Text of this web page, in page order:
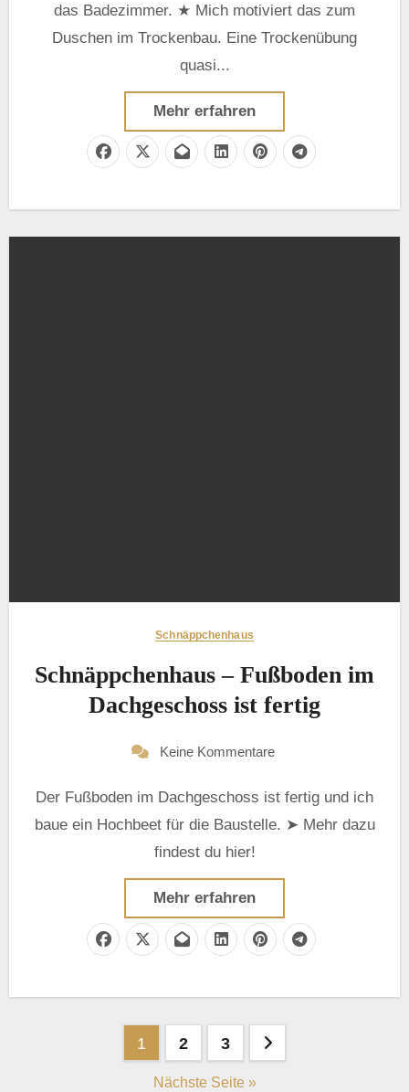
das Badezimmer. ★ Mich motiviert das zum
Duschen im Trockenbau. Eine Trockenübung
quasi...
Mehr erfahren
Schnäppchenhaus
Schnäppchenhaus – Fußboden im
Dachgeschoss ist fertig
Keine Kommentare
Der Fußboden im Dachgeschoss ist fertig und ich
baue ein Hochbeet für die Baustelle. ➤ Mehr dazu
findest du hier!
Mehr erfahren
Seitennummerierung
1 2 3
Nächste Seite »